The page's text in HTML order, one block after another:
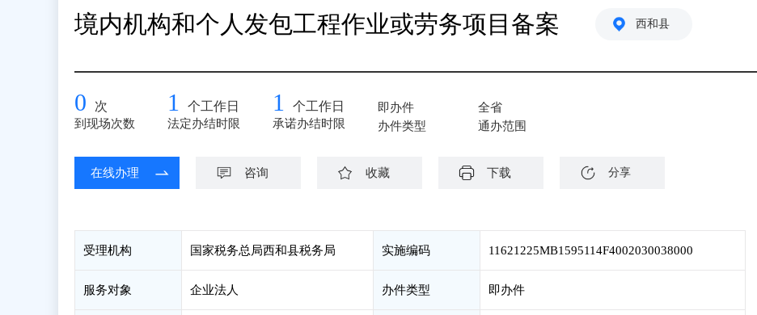
境内机构和个人发包工程作业或劳务项目备案 西和县
0 次
到现场次数
1 个工作日
法定办结时限
1 个工作日
承诺办结时限
即办件
办件类型
全省
通办范围
在线办理 咨询 收藏 下载 分享
受理机构 国家税务总局西和县税务局 实施编码 11621225MB1595114F4002030038000
服务对象 企业法人 办件类型 即办件